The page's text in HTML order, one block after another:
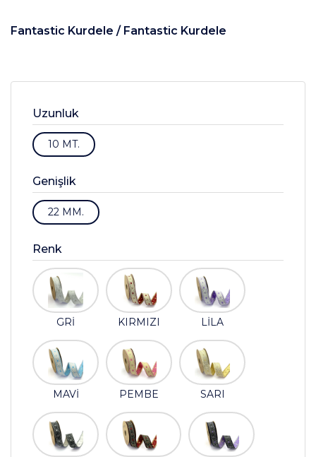
Fantastic Kurdele / Fantastic Kurdele
Uzunluk
10 MT.
Genişlik
22 MM.
Renk
GRİ KIRMIZI LİLA
MAVİ PEMBE SARI